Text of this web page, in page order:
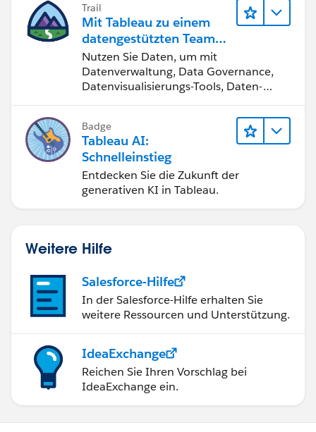
Trail
Mit Tableau zu einem
datengestützten Team
werden
Nutzen Sie Daten, um mit
Datenverwaltung, Data Governance,
Datenvisualisierungs-Tools, Daten-
bessere Geschäftsergebnisse zu
erzielen.
Badge
Tableau AI:
Schnelleinstieg
Entdecken Sie die Zukunft der
generativen KI in Tableau.
Weitere Hilfe
Salesforce-Hilfe
In der Salesforce-Hilfe erhalten Sie
weitere Ressourcen und Unterstützung.
IdeaExchange
Reichen Sie Ihren Vorschlag bei
IdeaExchange ein.